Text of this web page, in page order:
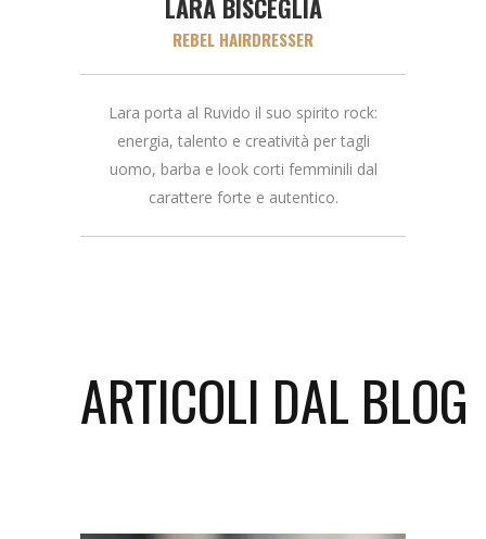
LARA BISCEGLIA
REBEL HAIRDRESSER
Lara porta al Ruvido il suo spirito rock:
energia, talento e creatività per tagli
uomo, barba e look corti femminili dal
carattere forte e autentico.
ARTICOLI DAL BLOG